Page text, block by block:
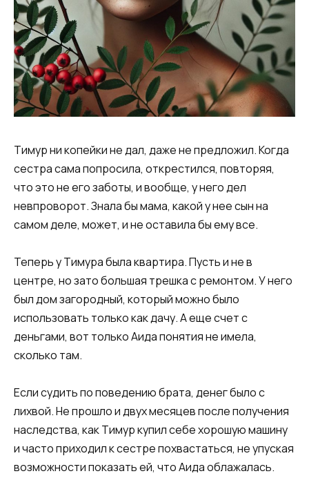
Тимур ни копейки не дал, даже не предложил. Когда
сестра сама попросила, открестился, повторяя,
что это не его заботы, и вообще, у него дел
невпроворот. Знала бы мама, какой у нее сын на
самом деле, может, и не оставила бы ему все.
Теперь у Тимура была квартира. Пусть и не в
центре, но зато большая трешка с ремонтом. У него
был дом загородный, который можно было
использовать только как дачу. А еще счет с
деньгами, вот только Аида понятия не имела,
сколько там.
Если судить по поведению брата, денег было с
лихвой. Не прошло и двух месяцев после получения
наследства, как Тимур купил себе хорошую машину
и часто приходил к сестре похвастаться, не упуская
возможности показать ей, что Аида облажалась.